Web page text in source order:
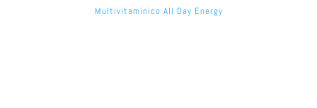
Multivitamínico All Day Energy